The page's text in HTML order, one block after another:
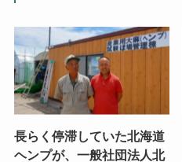
長らく停滞していた北海道
ヘンプが、一般社団法人北